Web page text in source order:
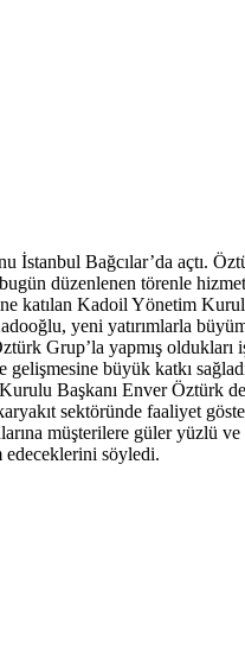
İstanbul Bağcılar’da açtı.
düzenlenen törenle
katılan Kadoil Yönetim
yeni yatırımlarla
Grup’la yapmış oldukları
büyük katkı
Başkanı Enver Öztürk de
sektöründe faaliyet
müşterilere güler yüzlü
edeceklerini söyledi.